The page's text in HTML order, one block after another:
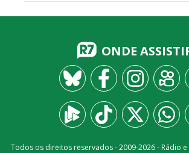
ONDE
Todos os direitos reservados - 2009-2026- Rádio e